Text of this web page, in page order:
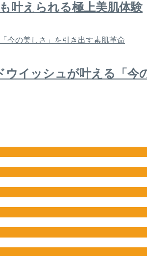
叶えられる極上美肌体験
イッシュが叶える「今